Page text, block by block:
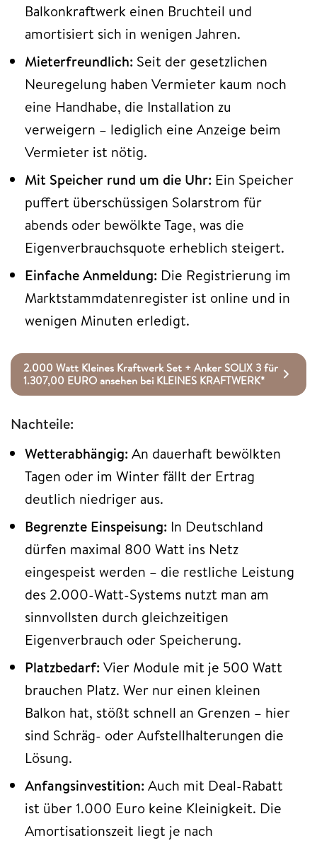
Balkonkraftwerk einen Bruchteil und
amortisiert sich in wenigen Jahren.
Mieterfreundlich: Seit der gesetzlichen
Neuregelung haben Vermieter kaum noch
eine Handhabe, die Installation zu
verweigern – lediglich eine Anzeige beim
Vermieter ist nötig.
Mit Speicher rund um die Uhr: Ein Speicher
puffert überschüssigen Solarstrom für
abends oder bewölkte Tage, was die
Eigenverbrauchsquote erheblich steigert.
Einfache Anmeldung: Die Registrierung im
Marktstammdatenregister ist online und in
wenigen Minuten erledigt.
2.000 Watt Kleines Kraftwerk Set + Anker SOLIX 3 für
1.307,00 EURO ansehen bei KLEINES KRAFTWERK*
Nachteile:
Wetterabhängig: An dauerhaft bewölkten
Tagen oder im Winter fällt der Ertrag
deutlich niedriger aus.
Begrenzte Einspeisung: In Deutschland
dürfen maximal 800 Watt ins Netz
eingespeist werden – die restliche Leistung
des 2.000-Watt-Systems nutzt man am
sinnvollsten durch gleichzeitigen
Eigenverbrauch oder Speicherung.
Platzbedarf: Vier Module mit je 500 Watt
brauchen Platz. Wer nur einen kleinen
Balkon hat, stößt schnell an Grenzen – hier
sind Schräg- oder Aufstellhalterungen die
Lösung.
Anfangsinvestition: Auch mit Deal-Rabatt
ist über 1.000 Euro keine Kleinigkeit. Die
Amortisationszeit liegt je nach